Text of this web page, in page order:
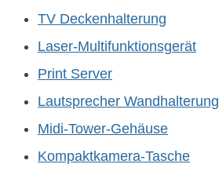
TV Deckenhalterung
Laser-Multifunktionsgerät
Print Server
Lautsprecher Wandhalterung
Midi-Tower-Gehäuse
Kompaktkamera-Tasche